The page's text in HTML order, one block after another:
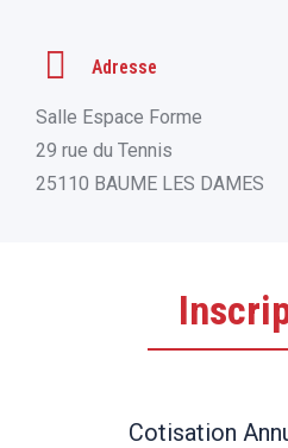
Adresse
Salle Espace Forme
29 rue du Tennis
25110 BAUME LES DAMES
Cotisation